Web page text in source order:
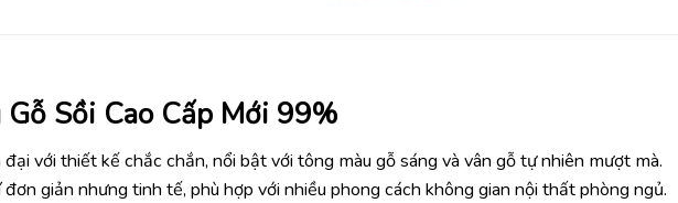
Sồi Cao Cấp Mới 99%
với thiết kế chắc chắn, nổi bật với tông màu gỗ sáng và vân gỗ tự nhiên mượt mà.
giản nhưng tinh tế, phù hợp với nhiều phong cách không gian nội thất phòng ngủ.